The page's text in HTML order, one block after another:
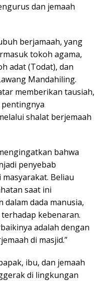
dan jemaah
berjamaah, yang
tokoh agama,
adat (Todat), dan
Mandahiling.
memberikan tausiah,
shalat berjemaah
bahwa
penyebab
Beliau
saat ini
dalam dada manusia,
kebenaran.
adalah dengan
di masjid.”
ibu, dan jemaah
di lingkungan